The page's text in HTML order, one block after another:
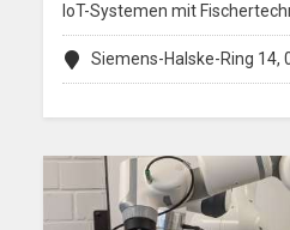
IoT-Systemen mit
Siemens-Halske-Ring 14,